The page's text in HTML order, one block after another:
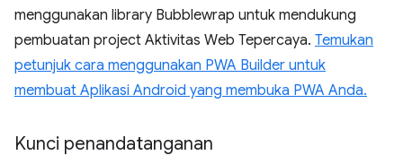
menggunakan library Bubblewrap untuk mendukung
pembuatan project Aktivitas Web Tepercaya. Temukan
petunjuk cara menggunakan PWA Builder untuk
membuat Aplikasi Android yang membuka PWA Anda.
Kunci penandatanganan